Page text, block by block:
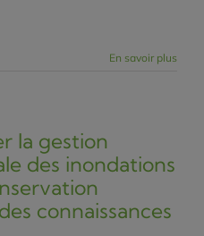
En savoir plus
la gestion
des inondations
connaissances